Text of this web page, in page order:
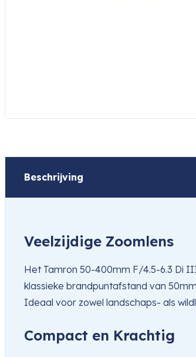
Beschrijving
Veelzijdige Zoomlens
Het Tamron 50-400mm F/4.5-6.3 Di
klassieke brandpuntafstand van
Ideaal voor zowel landschaps- als
Compact en Krachtig